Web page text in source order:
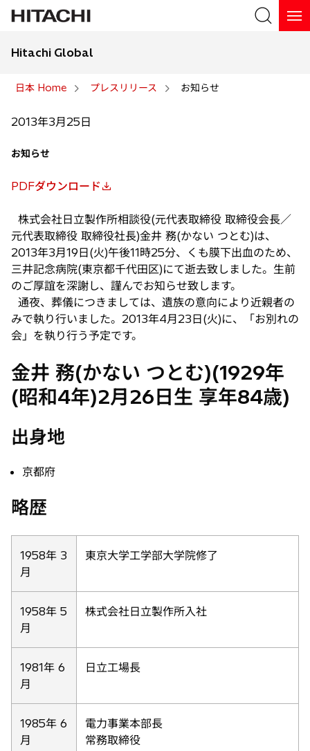
Hitachi Global
日本 Home プレスリリース お知らせ
2013年3月25日
お知らせ
PDFダウンロード
新
い
タ
ブ
で
開
く
株式会社日立製作所相談役(元代表取締役 取締役会長／
元代表取締役 取締役社長)金井 務(かない つとむ)は、
2013年3月19日(火)午後11時25分、くも膜下出血のため、
三井記念病院(東京都千代田区)にて逝去致しました。生前
のご厚誼を深謝し、謹んでお知らせ致します。
通夜、葬儀につきましては、遺族の意向により近親者の
みで執り行いました。2013年4月23日(火)に、「お別れの
会」を執り行う予定です。
金井 務(かない つとむ)(1929年
(昭和4年)2月26日生 享年84歳)
出身地
京都府
略歴
1958年 3
月
東京大学工学部大学院修了
1958年 5
月
株式会社日立製作所入社
1981年 6
月
日立工場長
1985年 6
月
電力事業本部長
常務取締役